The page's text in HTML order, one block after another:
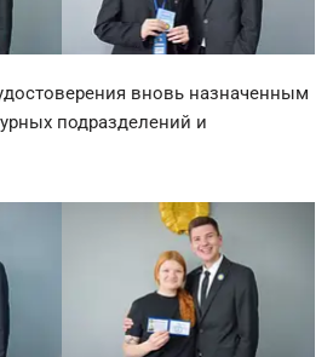
вновь назначенным
подразделений и